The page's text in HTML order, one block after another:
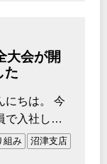
大会が開
た
にちは。 今
で入社しま
店リフォー
組み 沼津支店